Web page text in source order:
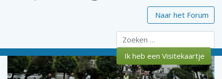
Naar het Forum
Zoeken
Ik heb een Visitekaartje